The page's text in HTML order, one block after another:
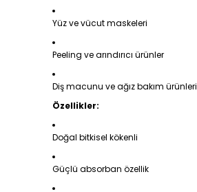
Yüz ve vücut maskeleri
Peeling ve arındırıcı ürünler
Diş macunu ve ağız bakım ürünleri
Özellikler:
Doğal bitkisel kökenli
Güçlü absorban özellik